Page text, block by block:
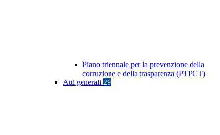
Piano triennale per la prevenzione della
corruzione e della trasparenza (PTPCT)
Atti generali 29